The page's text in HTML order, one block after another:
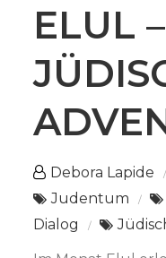
ELUL
Debora Lapide
Judentum
Dialog